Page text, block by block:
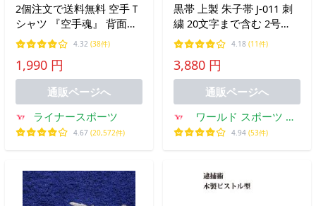
2個注文で送料無料 空手Ｔ
シャツ 『空手魂』 背面プ
リント ライナースポーツ
オリジナル 130 140 150 S
M L LL 3L ゴールドプリン
ト 黒 白 Tシャツ JTS503
4.32 (38件)
1,990 円
通販ページへ
ライナースポーツ
4.67 (20,572件)
黒帯 上製 朱子帯 J-011 刺
繍 20文字まで含む 2号
(235cm) 3号(255cm)4号
(275cm) 5号(295cm)6号
(315cm)
4.18 (11件)
3,880 円
通販ページへ
ワールド スポーツ 明
将
4.94 (53件)